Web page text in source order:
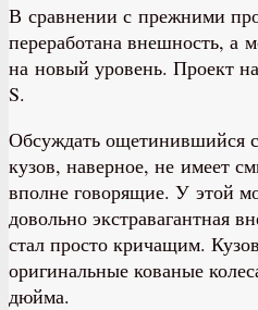
В сравнении с прежними
переработана внешность, а
на новый уровень. Проект
S.
Обсуждать ощетинившийся
кузов, наверное, не имеет
вполне говорящие. У этой
довольно экстравагантная
стал просто кричащим.
оригинальные кованые
дюйма.